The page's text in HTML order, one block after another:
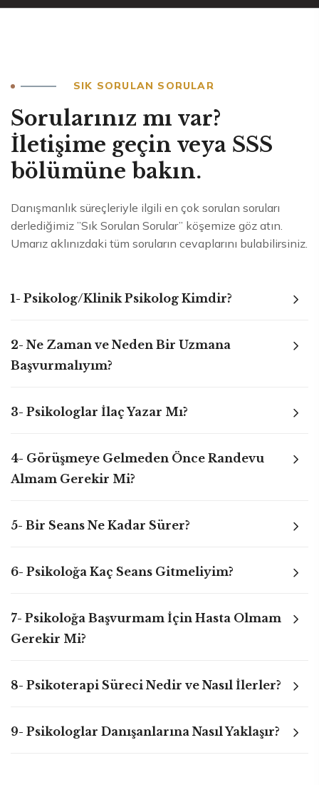
SIK SORULAN SORULAR
Sorularınız mı var?
İletişime geçin veya SSS
bölümüne bakın.
Danışmanlık süreçleriyle ilgili en çok sorulan soruları
derlediğimiz ”Sık Sorulan Sorular” köşemize göz atın.
Umarız aklınızdaki tüm soruların cevaplarını bulabilirsiniz.
1- Psikolog/Klinik Psikolog Kimdir?
2- Ne Zaman ve Neden Bir Uzmana
Başvurmalıyım?
3- Psikologlar İlaç Yazar Mı?
4- Görüşmeye Gelmeden Önce Randevu
Almam Gerekir Mi?
5- Bir Seans Ne Kadar Sürer?
6- Psikoloğa Kaç Seans Gitmeliyim?
7- Psikoloğa Başvurmam İçin Hasta Olmam
Gerekir Mi?
8- Psikoterapi Süreci Nedir ve Nasıl İlerler?
9- Psikologlar Danışanlarına Nasıl Yaklaşır?